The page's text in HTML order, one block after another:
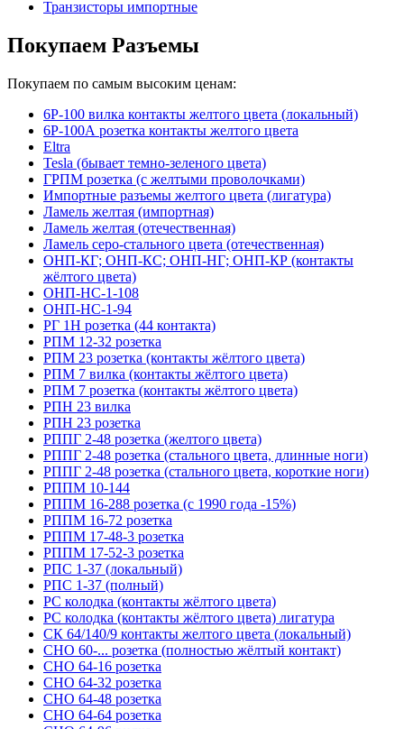
Транзисторы импортные
Покупаем Разъемы
Покупаем по самым высоким ценам:
6Р-100 вилка контакты желтого цвета (локальный)
6Р-100А розетка контакты желтого цвета
Eltra
Tesla (бывает темно-зеленого цвета)
ГРПМ розетка (с желтыми проволочками)
Импортные разъемы желтого цвета (лигатура)
Ламель желтая (импортная)
Ламель желтая (отечественная)
Ламель серо-стального цвета (отечественная)
ОНП-КГ; ОНП-КС; ОНП-НГ; ОНП-КР (контакты
жёлтого цвета)
ОНП-НС-1-108
ОНП-НС-1-94
РГ 1Н розетка (44 контакта)
РПМ 12-32 розетка
РПМ 23 розетка (контакты жёлтого цвета)
РПМ 7 вилка (контакты жёлтого цвета)
РПМ 7 розетка (контакты жёлтого цвета)
РПН 23 вилка
РПН 23 розетка
РППГ 2-48 розетка (желтого цвета)
РППГ 2-48 розетка (стального цвета, длинные ноги)
РППГ 2-48 розетка (стального цвета, короткие ноги)
РППМ 10-144
РППМ 16-288 розетка (с 1990 года -15%)
РППМ 16-72 розетка
РППМ 17-48-3 розетка
РППМ 17-52-3 розетка
РПС 1-37 (локальный)
РПС 1-37 (полный)
РС колодка (контакты жёлтого цвета)
РС колодка (контакты жёлтого цвета) лигатура
СК 64/140/9 контакты желтого цвета (локальный)
СНО 60-... розетка (полностью жёлтый контакт)
СНО 64-16 розетка
СНО 64-32 розетка
СНО 64-48 розетка
СНО 64-64 розетка